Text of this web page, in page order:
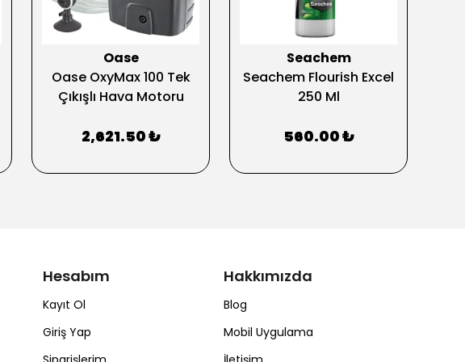
Oase
Oase OxyMax 100 Tek
Çıkışlı Hava Motoru
2,621.50 ₺
Seachem
Seachem Flourish Excel
250 Ml
560.00 ₺
Hesabım
Kayıt Ol
Giriş Yap
Hakkımızda
Blog
Mobil Uygulama